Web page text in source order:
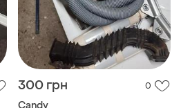
300 грн 0
Candy